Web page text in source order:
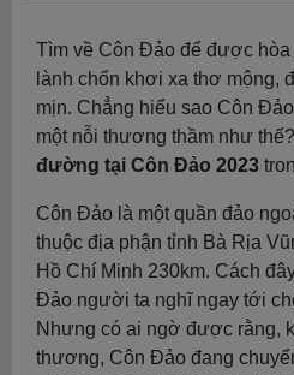
Tìm về Côn Đảo để được
lành chốn khơi xa thơ mộng,
mịn. Chẳng hiểu sao Côn
một nỗi thương thầm như
đường tại Côn Đảo 2023
Côn Đảo là một quần đảo
thuộc địa phận tỉnh Bà Rịa
Hồ Chí Minh 230km. Cách
Đảo người ta nghĩ ngay tới
Nhưng có ai ngờ được rằng,
thương, Côn Đảo đang